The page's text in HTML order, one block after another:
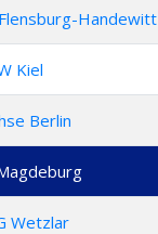
Handewitt
Kiel
Berlin
Wetzlar